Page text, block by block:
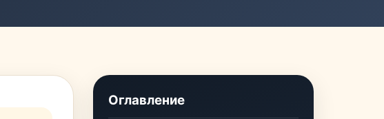
Оглавление